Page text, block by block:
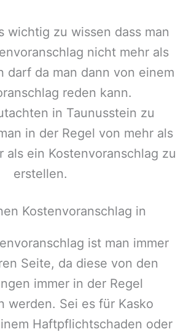
wichtig zu wissen dass man
nicht mehr als
darf da man dann von einem
reden kann.
in Taunusstein zu
in der Regel von mehr als
als ein Kostenvoranschlag zu
erstellen.
Kostenvoranschlag in
ist man immer
Seite, da diese von den
immer in der Regel
werden. Sei es für Kasko
Haftpflichtschaden oder